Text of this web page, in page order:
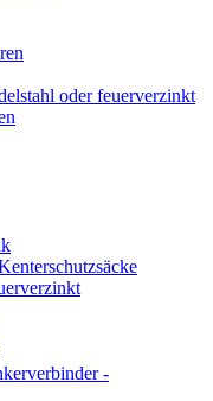
oder feuerverzinkt
-